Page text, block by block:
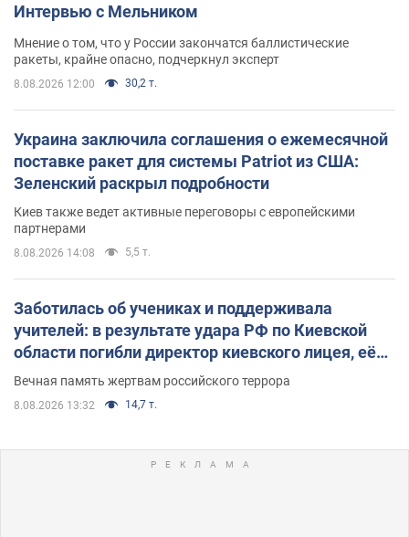
Интервью с Мельником
Мнение о том, что у России закончатся баллистические
ракеты, крайне опасно, подчеркнул эксперт
8.08.2026 12:00 30,2 т.
Украина заключила соглашения о ежемесячной
поставке ракет для системы Patriot из США:
Зеленский раскрыл подробности
Киев также ведет активные переговоры с европейскими
партнерами
8.08.2026 14:08 5,5 т.
Заботилась об учениках и поддерживала
учителей: в результате удара РФ по Киевской
области погибли директор киевского лицея, её
муж и внук
Вечная память жертвам российского террора
8.08.2026 13:32 14,7 т.